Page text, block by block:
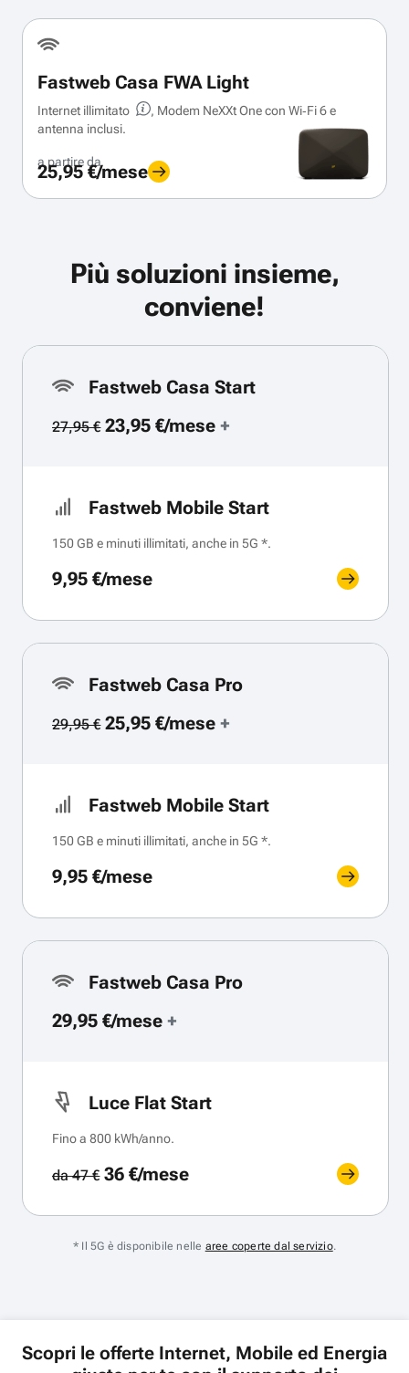
Fastweb Casa FWA Light
Internet illimitato
, Modem NeXXt One con Wi‑Fi 6 e
antenna inclusi.
a partire da
25,95 €/mese
Più soluzioni insieme,
conviene!
Fastweb Casa Start
27,95 €23,95 €/mese+
Fastweb Mobile Start
150 GB e minuti illimitati, anche in 5G *.
9,95 €/mese
Fastweb Casa Pro
29,95 €25,95 €/mese+
Fastweb Mobile Start
150 GB e minuti illimitati, anche in 5G *.
9,95 €/mese
Fastweb Casa Pro
29,95 €/mese +
Luce Flat Start
Fino a 800 kWh/anno.
da 47 €36 €/mese
* Il 5G è disponibile nelle aree coperte dal servizio.
Scopri le offerte Internet, Mobile ed Energia